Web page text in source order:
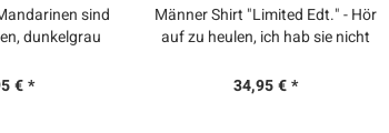
sind
dunkelgrau
€ *
Männer Shirt "Limited Edt." - Hör
auf zu heulen, ich hab sie nicht
34,95 € *